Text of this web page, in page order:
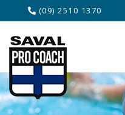
(09) 2510 1370